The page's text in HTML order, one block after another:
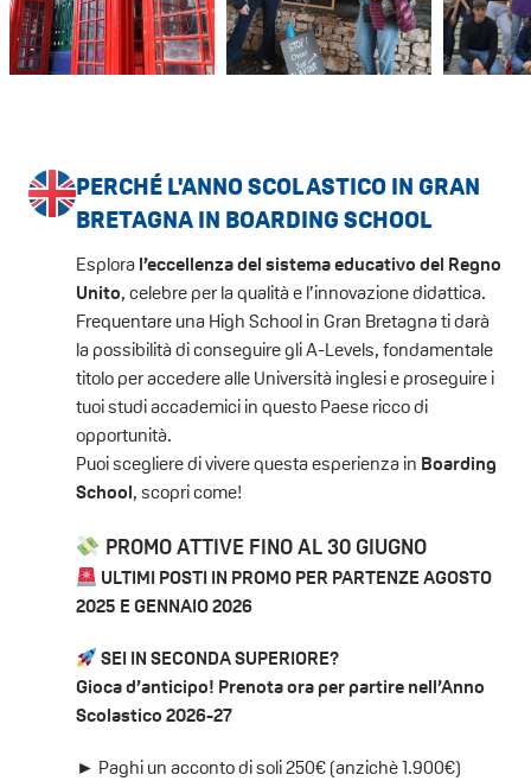
PERCHÉ L'ANNO SCOLASTICO IN GRAN
BRETAGNA IN BOARDING SCHOOL
Esploral’eccellenza del sistema educativo del Regno
Unito, celebre per la qualità e l’innovazione didattica.
Frequentare una High School in Gran Bretagna ti darà
la possibilità di conseguire gli A-Levels, fondamentale
titolo per accedere alle Università inglesi e proseguire i
tuoi studi accademici in questo Paese ricco di
opportunità.
Puoi scegliere di vivere questa esperienza in Boarding
School, scopri come!
PROMO ATTIVE FINO AL 30 GIUGNO
ULTIMI POSTI IN PROMO PER PARTENZE AGOSTO
2025 E GENNAIO 2026
SEI IN SECONDA SUPERIORE?
Gioca d’anticipo! Prenota ora per partire nell’Anno
Scolastico 2026-27
► Paghi un acconto di soli 250€ (anzichè 1.900€)